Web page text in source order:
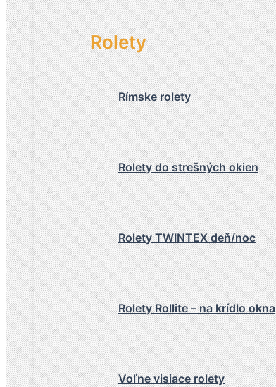
Rolety
Rímske rolety
Rolety do strešných okien
Rolety TWINTEX deň/noc
Rolety Rollite – na krídlo okna
Voľne visiace rolety